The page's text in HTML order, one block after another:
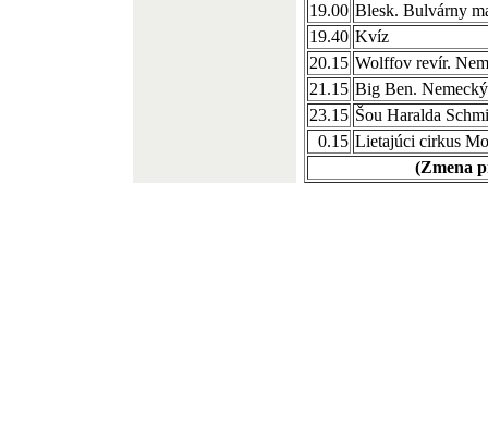
19.00 Blesk. Bulvárny
19.40 Kvíz
20.15 Wolffov revír.
21.15 Big Ben.
23.15 Šou Haralda
0.15 Lietajúci cirkus
(Zmena